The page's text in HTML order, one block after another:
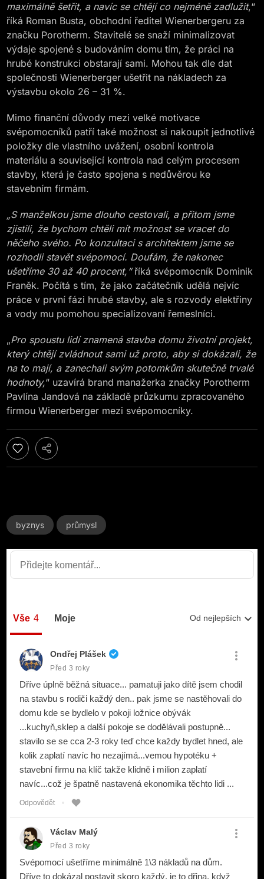
maximálně šetřit, a navíc se chtějí co nejméně zadlužit,“
říká Roman Busta, obchodní ředitel Wienerbergeru za
značku Porotherm. Stavitelé se snaží minimalizovat
výdaje spojené s budováním domu tím, že práci na
hrubé konstrukci obstarají sami. Mohou tak dle dat
společnosti Wienerberger ušetřit na nákladech za
výstavbu okolo 26 – 31 %.
Mimo finanční důvody mezi velké motivace
svépomocníků patří také možnost si nakoupit jednotlivé
položky dle vlastního uvážení, osobní kontrola
materiálu a související kontrola nad celým procesem
stavby, která je často spojena s nedůvěrou ke
stavebním firmám.
„S manželkou jsme dlouho cestovali, a přitom jsme
zjistili, že bychom chtěli mít možnost se vracet do
něčeho svého. Po konzultaci s architektem jsme se
rozhodli stavět svépomocí. Doufám, že nakonec
ušetříme 30 až 40 procent,“říká svépomocník Dominik
Franěk. Počítá s tím, že jako začátečník udělá nejvíc
práce v první fázi hrubé stavby, ale s rozvody elektřiny
a vody mu pomohou specializovaní řemeslníci.
„Pro spoustu lidí znamená stavba domu životní projekt,
který chtějí zvládnout sami už proto, aby si dokázali, že
na to mají, a zanechali svým potomkům skutečně trvalé
hodnoty,“ uzavírá brand manažerka značky Porotherm
Pavlína Jandová na základě průzkumu zpracovaného
firmou Wienerberger mezi svépomocníky.
byznys průmysl